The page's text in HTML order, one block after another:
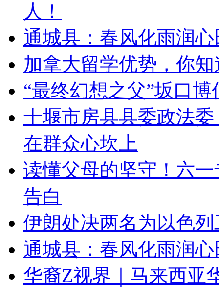
人！
通城县：春风化雨润
加拿大留学优势，你知
“最终幻想之父”坂口
十堰市房县县委政法委
在群众心坎上
读懂父母的坚守！六
告白
伊朗处决两名为以色
通城县：春风化雨润
华裔Z视界｜马来西亚